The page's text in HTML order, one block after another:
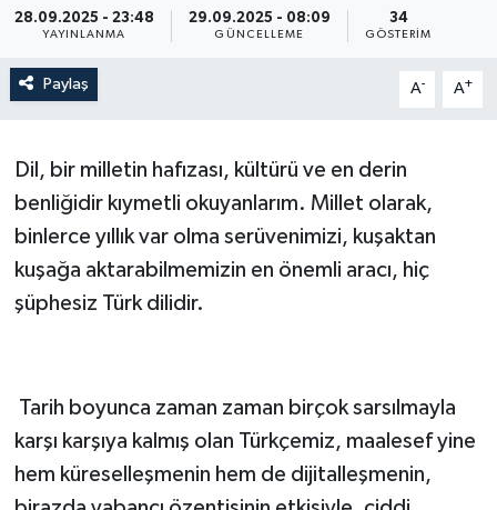
28.09.2025 - 23:48
YAYINLANMA
29.09.2025 - 08:09
GÜNCELLEME
34
GÖSTERIM
Paylaş A- A+
Dil, bir milletin hafızası, kültürü ve en derin
benliğidir kıymetli okuyanlarım. Millet olarak,
binlerce yıllık var olma serüvenimizi, kuşaktan
kuşağa aktarabilmemizin en önemli aracı, hiç
şüphesiz Türk dilidir.
Tarih boyunca zaman zaman birçok sarsılmayla
karşı karşıya kalmış olan Türkçemiz, maalesef yine
hem küreselleşmenin hem de dijitalleşmenin,